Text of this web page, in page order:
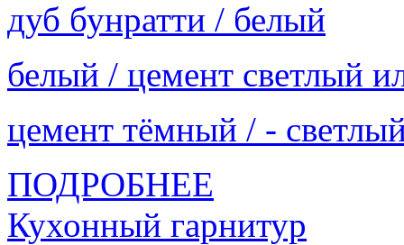
дуб бунратти / белый
белый / цемент светлый
цемент тёмный / -
ПОДРОБНЕЕ
Кухонный гарнитур